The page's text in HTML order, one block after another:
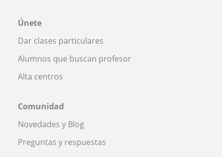
Únete
Dar clases particulares
Alumnos que buscan profesor
Alta centros
Comunidad
Novedades y Blog
Preguntas y respuestas